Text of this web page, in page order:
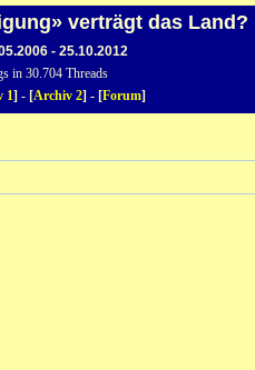
verträgt das Land?
- 25.10.2012
in 30.704 Threads
1] - [Archiv 2] - [Forum]